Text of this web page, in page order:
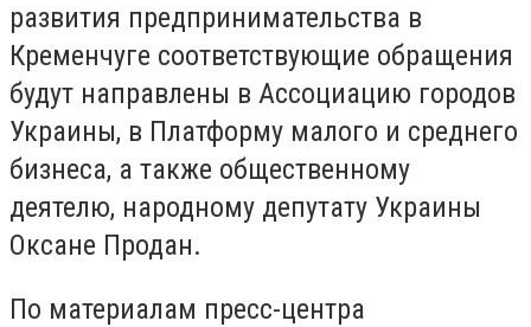
развития предпринимательства в
Кременчуге соответствующие обращения
будут направлены в Ассоциацию городов
Украины, в Платформу малого и среднего
бизнеса, а также общественному
деятелю, народному депутату Украины
Оксане Продан.
По материалам пресс-центра